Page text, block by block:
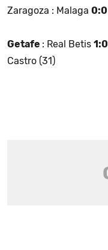
Zaragoza : Malaga 0:0
Getafe : Real Betis 1:0
Castro (31)